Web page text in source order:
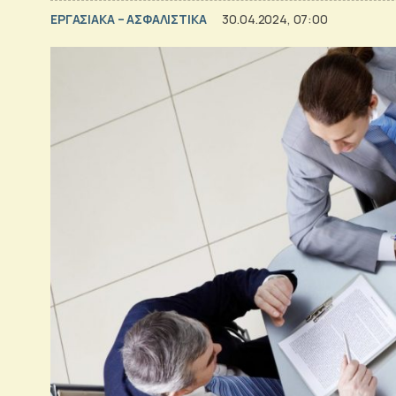
ΕΡΓΑΣΙΑΚΑ – ΑΣΦΑΛΙΣΤΙΚΑ 30.04.2024, 07:00